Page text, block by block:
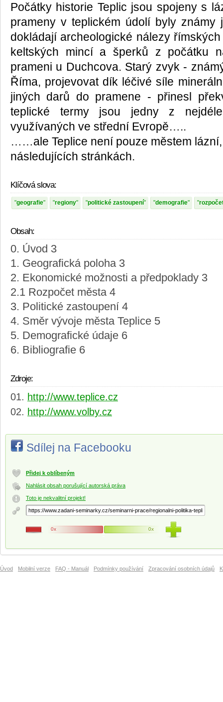
Počátky historie Teplic jsou spojeny s
prameny v teplickém údolí byly
dokládají archeologické nálezy
keltských mincí a šperků z počátku
prameni u Duchcova. Starý zvyk -
Říma, projevovat dík léčivé síle
jiných darů do pramene - přinesl
teplické termy jsou jedny z
využívaných ve střední Evropě…..
……ale Teplice není pouze městem
následujících stránkách.
Klíčová slova:
geografie regiony politické zastoupení demografie
Obsah:
0. Úvod 3
1. Geografická poloha 3
2. Ekonomické možnosti a předpoklady 3
2.1 Rozpočet města 4
3. Politické zastoupení 4
4. Směr vývoje města Teplice 5
5. Demografické údaje 6
6. Bibliografie 6
Zdroje:
http://www.teplice.cz
http://www.volby.cz
Sdílej na Facebooku
Přidej k oblíbeným
Nahlásit obsah porušující autorská práva
Toto je nekvalitní projekt!
0x 0x
Úvod Mobilní verze FAQ - Manuál Podmínky používání Zpracování osobních údajů